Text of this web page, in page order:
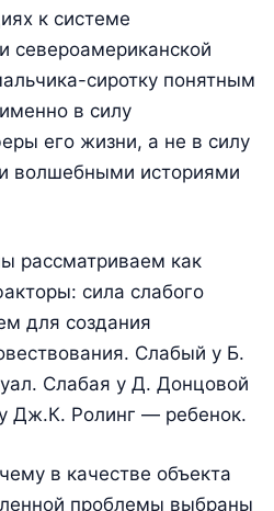
к системе
североамериканской
сиротку понятным
в силу
его жизни, а не в силу
волшебными историями
рассматриваем как
сила слабого
для создания
Слабый у Б.
Слабая у Д. Донцовой
Ролинг — ребенок.
в качестве объекта
проблемы выбраны